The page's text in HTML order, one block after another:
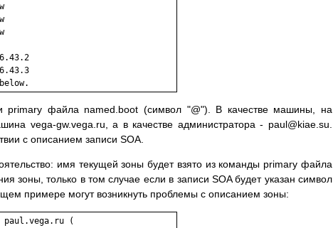
primary файла named.boot (символ "@"). В качестве машины, на
vega-gw.vega.ru, а в качестве администратора - paul@kiae.su.
с описанием записи SOA.
имя текущей зоны будет взято из команды primary файла
зоны, только в том случае если в записи SOA будет указан символ
примере могут возникнуть проблемы с описанием зоны:
paul.vega.ru (